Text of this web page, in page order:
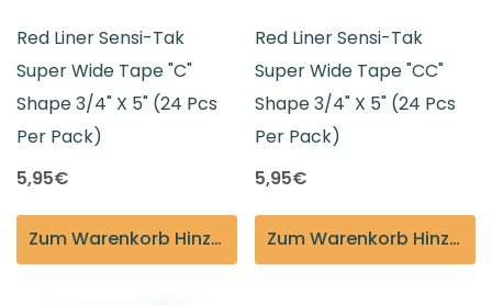
Red Liner Sensi-Tak
Super Wide Tape "C"
Shape 3/4" X 5" (24 Pcs
Per Pack)
5,95€
Zum Warenkorb Hinzufügen
Red Liner Sensi-Tak
Super Wide Tape "CC"
Shape 3/4" X 5" (24 Pcs
Per Pack)
5,95€
Zum Warenkorb Hinzufügen